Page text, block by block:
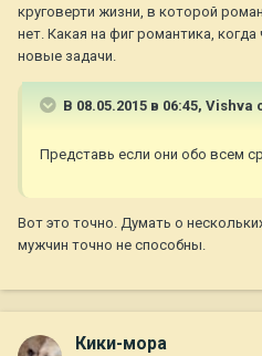
круговерти жизни, в которой
нет. Какая на фиг романтика,
новые задачи.
В 08.05.2015 в 06:45, Vishva
Представь если они обо всем
Вот это точно. Думать о
мужчин точно не способны.
Кики-мора